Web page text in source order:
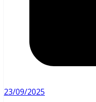
23/09/2025